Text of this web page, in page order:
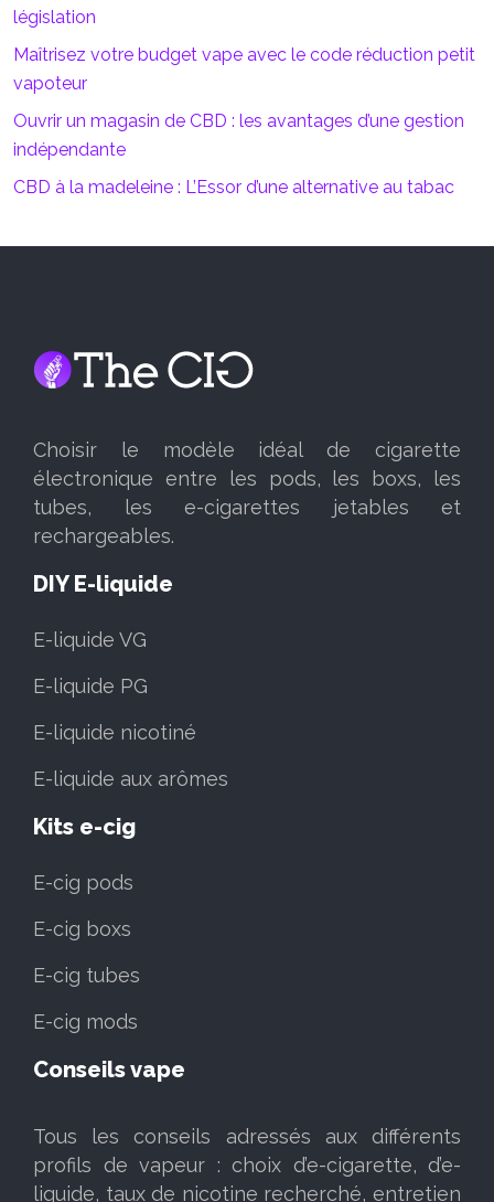
législation
Maîtrisez votre budget vape avec le code réduction petit
vapoteur
Ouvrir un magasin de CBD : les avantages d’une gestion
indépendante
CBD à la madeleine : L’Essor d’une alternative au tabac
Choisir le modèle idéal de cigarette
électronique entre les pods, les boxs, les
tubes, les e-cigarettes jetables et
rechargeables.
DIY E-liquide
E-liquide VG
E-liquide PG
E-liquide nicotiné
E-liquide aux arômes
Kits e-cig
E-cig pods
E-cig boxs
E-cig tubes
E-cig mods
Conseils vape
Tous les conseils adressés aux différents
profils de vapeur : choix d’e-cigarette, d’e-
liquide, taux de nicotine recherché, entretien